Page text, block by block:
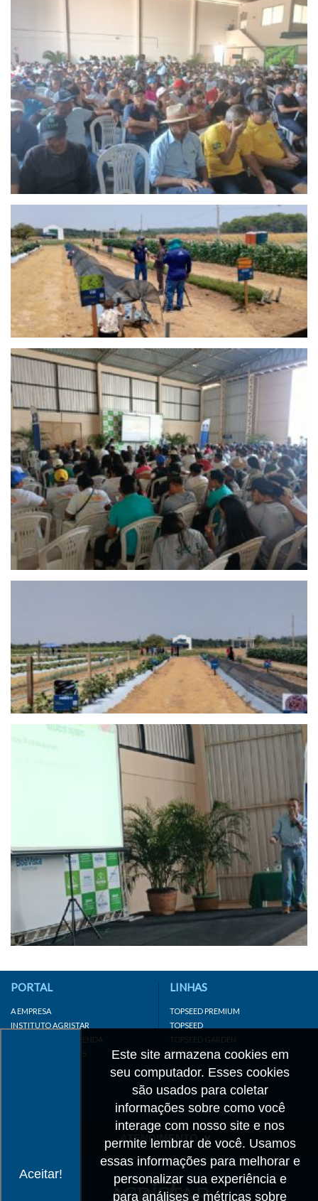
Aceitar!
Este site armazena cookies em
seu computador. Esses cookies
são usados para coletar
informações sobre como você
interage com nosso site e nos
permite lembrar de você. Usamos
essas informações para melhorar e
personalizar sua experiência e
para análises e métricas sobre
PORTAL
A EMPRESA
INSTITUTO AGRISTAR
DISTRIBUIDOR/REVENDA
LINKS IMPORTANTES
LINHAS
TOPSEED PREMIUM
TOPSEED
TOPSEED GARDEN
SUPERSEED
ATENDIMENTO